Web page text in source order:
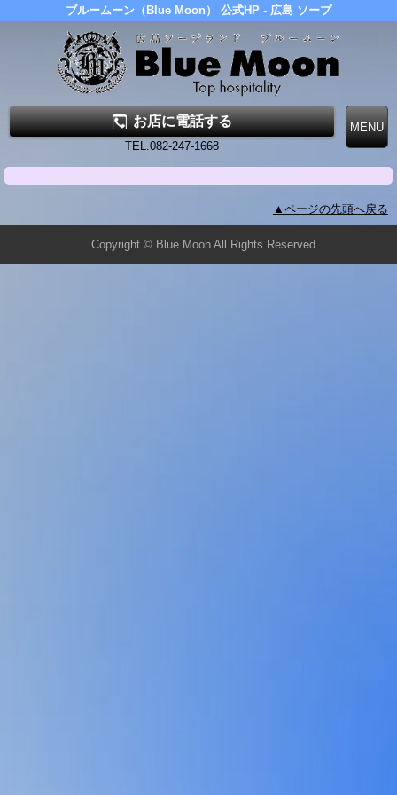
ブルームーン（Blue Moon） 公式HP - 広島 ソープ
お店に電話する
TEL.082-247-1668
▲ページの先頭へ戻る
Copyright © Blue Moon All Rights Reserved.